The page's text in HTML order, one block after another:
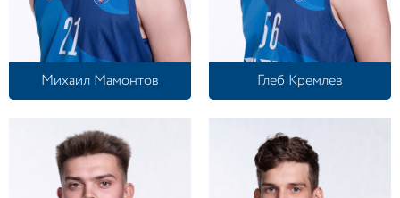
Михаил Мамонтов Глеб Кремлев